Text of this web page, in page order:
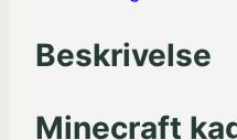
Beskrivelse
Minecraft